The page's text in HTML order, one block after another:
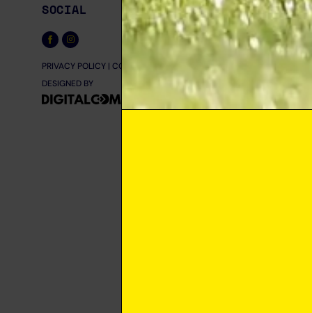
SOCIAL
PRIVACY POLICY | COOKIE POLICY
DESIGNED BY